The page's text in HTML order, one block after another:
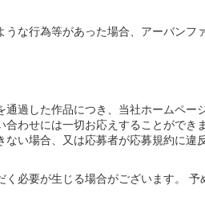
な行為等があった場合、アーバンフ
過した作品につき、当社ホームペー
わせには一切お応えすることができ
い場合、又は応募者が応募規約に違
必要が生じる場合がございます。 予